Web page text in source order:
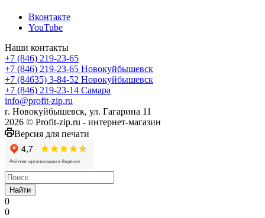
Вконтакте
YouTube
Наши контакты
+7 (846) 219-23-65
+7 (846) 219-23-65 Новокуйбышевск
+7 (84635) 3-84-52 Новокуйбышевск
+7 (846) 219-23-14 Самара
info@profit-zip.ru
г. Новокуйбышевск, ул. Гагарина 11
2026 © Profit-zip.ru - интернет-магазин
Версия для печати
Найти
0
0